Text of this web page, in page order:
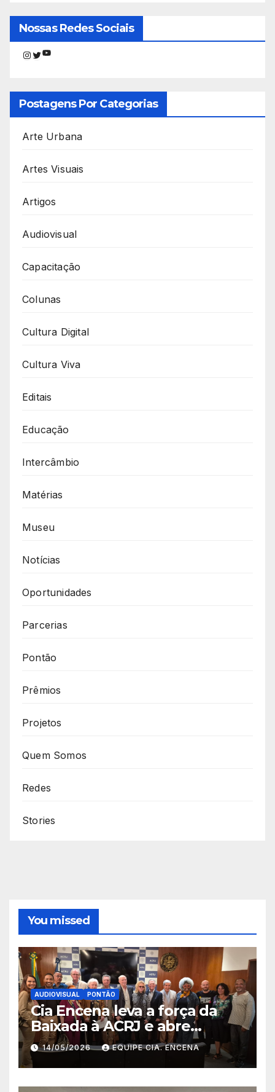
Nossas Redes Sociais
Instagram
Twitter
Youtube
Postagens Por Categorias
Arte Urbana
Artes Visuais
Artigos
Audiovisual
Capacitação
Colunas
Cultura Digital
Cultura Viva
Editais
Educação
Intercâmbio
Matérias
Museu
Notícias
Oportunidades
Parcerias
Pontão
Prêmios
Projetos
Quem Somos
Redes
Stories
You missed
AUDIOVISUAL PONTÃO
Cia Encena leva a força da
Baixada à ACRJ e abre
inscrições para a 2ª turma do
Fazendo Meu Primeiro Filme”
em Nova Iguaçu
14/05/2026 EQUIPE CIA. ENCENA